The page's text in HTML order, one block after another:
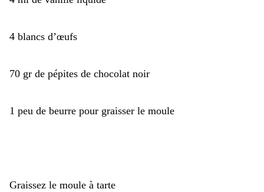
4 blancs d’œufs
70 gr de pépites de chocolat noir
1 peu de beurre pour graisser le moule
Graissez le moule à tarte